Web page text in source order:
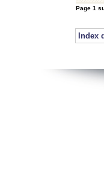
Page 1
Index